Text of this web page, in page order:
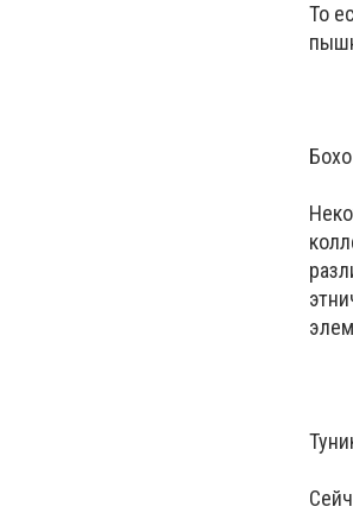
То
Бохо